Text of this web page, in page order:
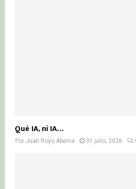
Qué IA, ni IA…
Por Juan Royo Abenia 31 julio, 2026